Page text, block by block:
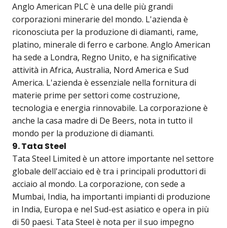
Anglo American PLC è una delle più grandi
corporazioni minerarie del mondo. L'azienda è
riconosciuta per la produzione di diamanti, rame,
platino, minerale di ferro e carbone. Anglo American
ha sede a Londra, Regno Unito, e ha significative
attività in Africa, Australia, Nord America e Sud
America. L'azienda è essenziale nella fornitura di
materie prime per settori come costruzione,
tecnologia e energia rinnovabile. La corporazione è
anche la casa madre di De Beers, nota in tutto il
mondo per la produzione di diamanti.
9. Tata Steel
Tata Steel Limited è un attore importante nel settore
globale dell'acciaio ed è tra i principali produttori di
acciaio al mondo. La corporazione, con sede a
Mumbai, India, ha importanti impianti di produzione
in India, Europa e nel Sud-est asiatico e opera in più
di 50 paesi. Tata Steel è nota per il suo impegno